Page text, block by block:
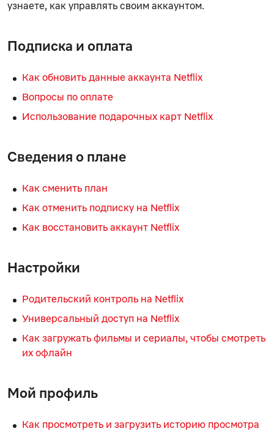
узнаете, как управлять своим аккаунтом.
Подписка и оплата
Как обновить данные аккаунта Netflix
Вопросы по оплате
Использование подарочных карт Netflix
Сведения о плане
Как сменить план
Как отменить подписку на Netflix
Как восстановить аккаунт Netflix
Настройки
Родительский контроль на Netflix
Универсальный доступ на Netflix
Как загружать фильмы и сериалы, чтобы смотреть
их офлайн
Мой профиль
Как просмотреть и загрузить историю просмотра